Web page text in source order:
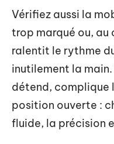
Vérifiez aussi la
trop marqué ou, au
ralentit le rythme
inutilement la main.
détend, complique
position ouverte :
fluide, la précision